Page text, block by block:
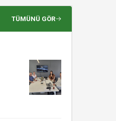
TÜMÜNÜ GÖR